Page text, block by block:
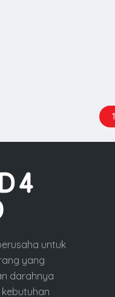
1
untuk
yang
darahnya